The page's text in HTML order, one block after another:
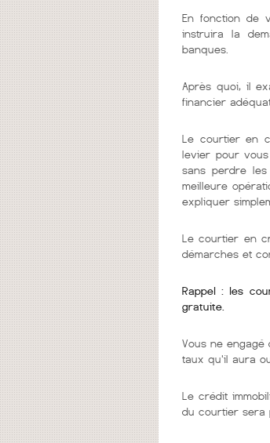
En fonction de
instruira la
banques.
Après quoi, il
financier
Le courtier en
levier pour
sans perdre
meilleure
expliquer
Le courtier en
démarches et
Rappel : les
gratuite.
Vous ne
taux qu'il aura
Le crédit
du courtier sera